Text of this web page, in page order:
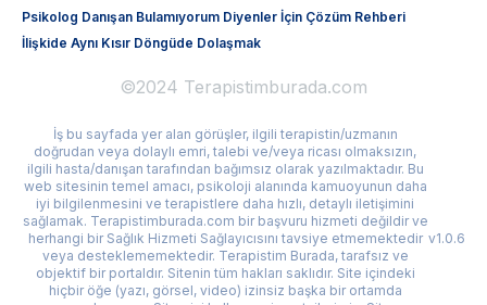
Psikolog Danışan Bulamıyorum Diyenler İçin Çözüm Rehberi
İlişkide Aynı Kısır Döngüde Dolaşmak
©2024 Terapistimburada.com
İş bu sayfada yer alan görüşler, ilgili terapistin/uzmanın
doğrudan veya dolaylı emri, talebi ve/veya ricası olmaksızın,
ilgili hasta/danışan tarafından bağımsız olarak yazılmaktadır. Bu
web sitesinin temel amacı, psikoloji alanında kamuoyunun daha
iyi bilgilenmesini ve terapistlere daha hızlı, detaylı iletişimini
sağlamak. Terapistimburada.com bir başvuru hizmeti değildir ve
herhangi bir Sağlık Hizmeti Sağlayıcısını tavsiye etmemektedir
veya desteklememektedir. Terapistim Burada, tarafsız ve
objektif bir portaldır. Sitenin tüm hakları saklıdır. Site içindeki
hiçbir öğe (yazı, görsel, video) izinsiz başka bir ortamda
v1.0.6